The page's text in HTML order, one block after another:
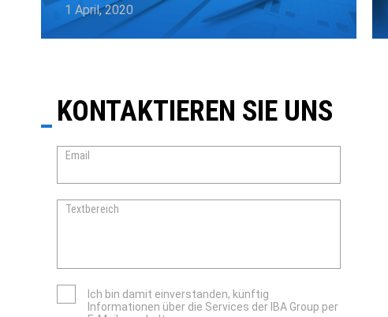
1 April, 2020
KONTAKTIEREN SIE UNS
Email
Textbereich
Ich bin damit einverstanden, künftig
Informationen über die Services der IBA Group per